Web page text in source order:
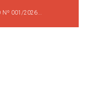
Nº 001/2026...